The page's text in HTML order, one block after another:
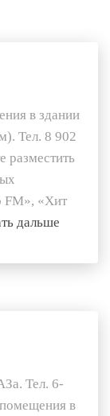
в здании
Тел. 8 902
FM», «Хит
дальше
Тел. 6-
в